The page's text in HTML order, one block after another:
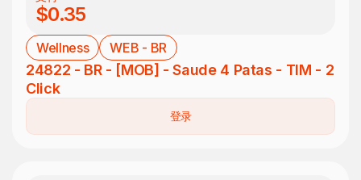
$0.35
Wellness WEB - BR
24822 - BR - [MOB] - Saude 4 Patas - TIM - 2
Click
登录